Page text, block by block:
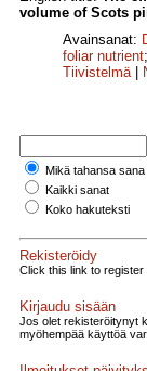
volume of Scots
Avainsanat:
foliar nutrient;
Tiivistelmä|
Mikä tahansa sana
Kaikki sanat
Koko hakuteksti
Rekisteröidy
Click this link to register
Kirjaudu sisään
Jos olet rekisteröitynyt
myöhempää käyttöä